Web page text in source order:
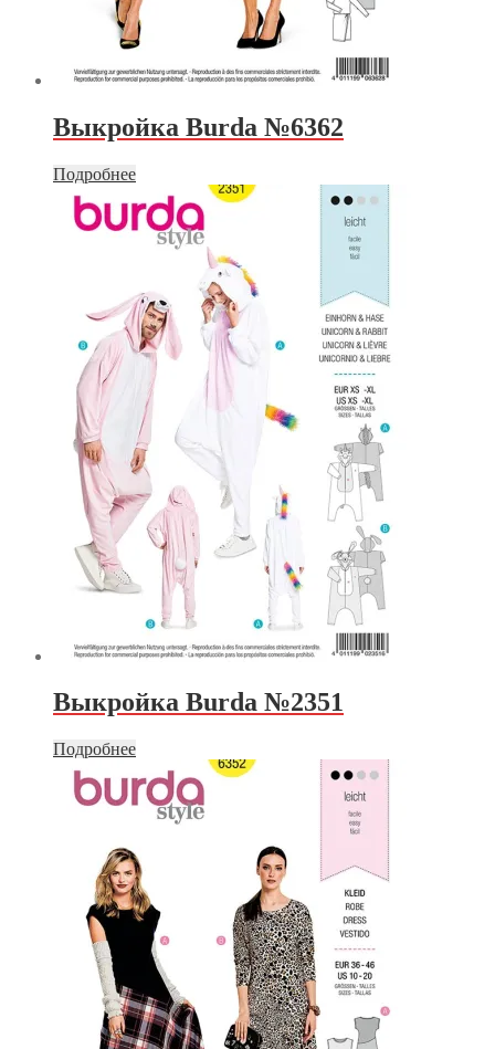
Выкройка Burda №6362
Подробнее
Выкройка Burda №2351
Подробнее